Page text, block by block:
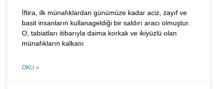
İftira, ilk münafıklardan günümüze kadar aciz, zayıf ve
basit insanların kullanageldiği bir saldırı aracı olmuştur.
O, tabiatları itibarıyla daima korkak ve ikiyüzlü olan
münafıkların kalkanı
OKU »